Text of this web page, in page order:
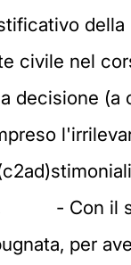
della
civile nel
decisione (a
- Con il
per